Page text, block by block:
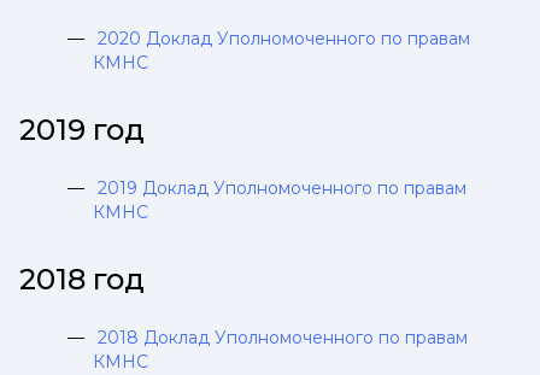
2020 Доклад Уполномоченного по правам
КМНС
2019 год
2019 Доклад Уполномоченного по правам
КМНС
2018 год
2018 Доклад Уполномоченного по правам
КМНС